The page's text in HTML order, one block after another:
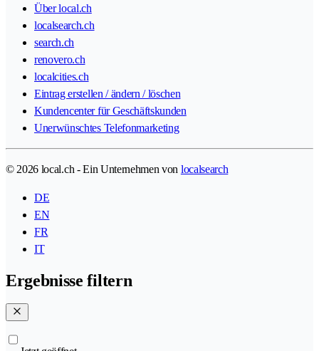
Über local.ch
localsearch.ch
search.ch
renovero.ch
localcities.ch
Eintrag erstellen / ändern / löschen
Kundencenter für Geschäftskunden
Unerwünschtes Telefonmarketing
© 2026 local.ch - Ein Unternehmen von localsearch
DE
EN
FR
IT
Ergebnisse filtern